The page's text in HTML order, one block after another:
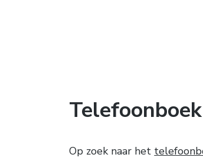
Op zoek naar het